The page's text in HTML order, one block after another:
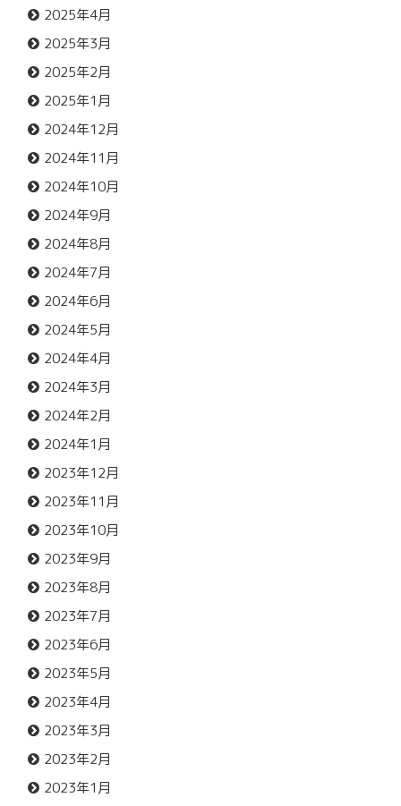
2025年4月
2025年3月
2025年2月
2025年1月
2024年12月
2024年11月
2024年10月
2024年9月
2024年8月
2024年7月
2024年6月
2024年5月
2024年4月
2024年3月
2024年2月
2024年1月
2023年12月
2023年11月
2023年10月
2023年9月
2023年8月
2023年7月
2023年6月
2023年5月
2023年4月
2023年3月
2023年2月
2023年1月